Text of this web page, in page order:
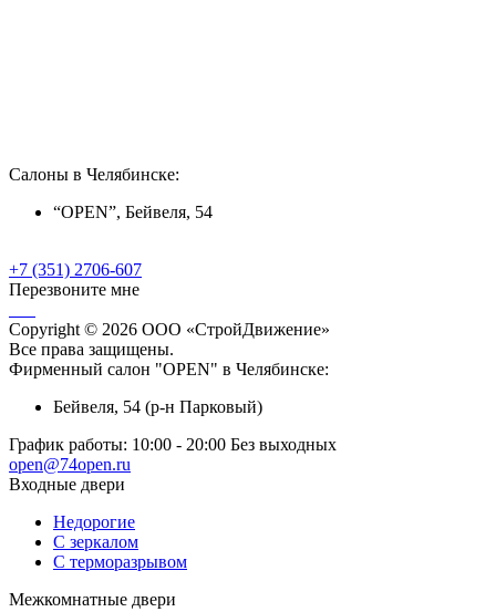
Салоны в Челябинске:
“OPEN”, Бейвеля, 54
+7 (351) 2706-607
Перезвоните мне
Copyright © 2026 ООО «СтройДвижение»
Все права защищены.
Фирменный салон "OPEN" в Челябинске:
Бейвеля, 54 (р-н Парковый)
График работы: 10:00 - 20:00 Без выходных
open@74open.ru
Входные двери
Недорогие
С зеркалом
С терморазрывом
Межкомнатные двери